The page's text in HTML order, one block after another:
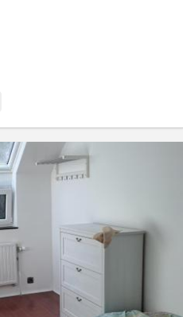
rénovée – Quartier de l'Hocaille
lumineux et idéalement
dans notre colocation de 3
unifamiliale ! ​📍 Localisation
le quartier très recherché de...